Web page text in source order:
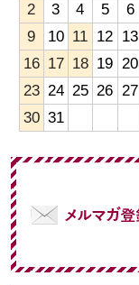
2
3 4 5 6
9
10 11 12 13
16 17 18 19 20
23 24 25 26 27
30 31